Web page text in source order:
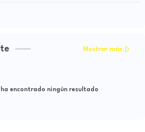
Mostrar más
encontrado ningún resultado